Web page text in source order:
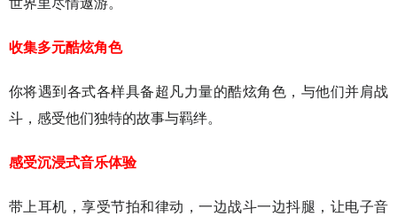
世界里尽情遨游。
收集多元酷炫角色
你将遇到各式各样具备超凡力量的酷炫角色，与他们并肩战
斗，感受他们独特的故事与羁绊。
感受沉浸式音乐体验
带上耳机，享受节拍和律动，一边战斗一边抖腿，让电子音